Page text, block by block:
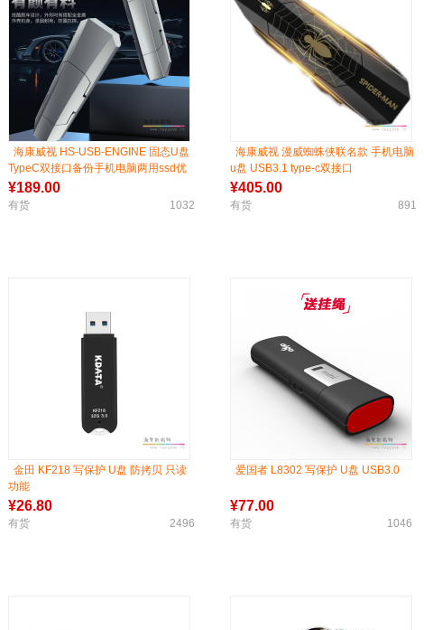
海康威视 HS-USB-ENGINE 固态U盘
TypeC双接口备份手机电脑两用ssd优
盘黑色 USB 3.1
¥189.00
有货 1032
海康威视 漫威蜘蛛侠联名款 手机电脑
u盘 USB3.1 type-c双接口
¥405.00
有货 891
金田 KF218 写保护 U盘 防拷贝 只读
功能
¥26.80
有货 2496
爱国者 L8302 写保护 U盘 USB3.0
¥77.00
有货 1046